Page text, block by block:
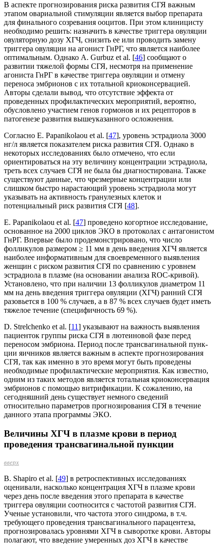
В аспекте прогнозирования риска развития СГЯ важным
этапом овариальной стимуляции является выбор препарата
для финального созревания ооцитов. При этом клиницисту
необходимо решить: назначить в качестве триггера овуляции
овуляторную дозу ХГЧ, снизить ее или про­водить замену
триггера овуляции на агонист ГнРГ, что является наиболее
оптимальным. Однако А. Gurbuz et al. [46] сообщают о
развитии тяжелой формы СГЯ, несмотря на применение
агониста ГнРГ в качестве триггера овуляции и отмену
переноса эмбрионов с их тотальной криоконсервацией.
Авторы сделали вывод, что отсутствие эффекта от
проведенных профилактических мероприятий, вероятно,
обус­ловлено участием генов гормонов и их рецепторов в
патогенезе развития вышеуказанного осложнения.
Согласно E. Papanikolaou et al. [47], уровень эстрадиола 3000
нг/л является показателем риска развития СГЯ. Однако в
некоторых исследованиях было отмечено, что если
ориентироваться на эту величину концентрации эстрадиола,
треть всех случаев СГЯ не была бы диагностирована. Также
существуют данные, что чрезмерные концентрации или
слишком быстро нарастающий уровень эстрадиола могут
указывать на активность гранулезных клеток и
потенциальный риск развития СГЯ [48].
E. Papanikolaou et al. [47] проведено когортное исследование,
основанное на 2000 циклов ЭКО в протоколах с антагонистом
ГнРГ. Впервые было продемонстрировано, что число
фолликулов размером ≥ 11 мм в день введения ХГЧ является
наиболее информативным для своевременного выявления
женщин с риском развития СГЯ по сравнению с уровнем
эстрадиола в плазме (на основании анализа ROC-кривой).
Установлено, что при наличии 13 фолликулов диаметром 11
мм на день введения триггера овуляции (ХГЧ) ранний СГЯ
разовьется в 100 % случаев, а в 87 % всех случаев будет иметь
тяжелое течение (специ­фичность 69 %).
D. Strelchenko et al. [11] указывают на важность выявления
пациенток группы риска СГЯ в лютеиновой фазе перед
переносом эмбриона. Период после трансвагинальной пунк­
ции яичников является важным в аспекте прогно­зирования
СГЯ, так как именно в это время могут быть проведены
необходимые профилактические мероприятия. Как известно,
одним из таких мето­дов является тотальная криоконсервация
эмбри­онов с помощью витрификации. К сожалению, на
сегодняшний день существует немного сведений
относительно параметров прогнозирования СГЯ в течение
данного этапа программы ЭКО.
Величины ХГЧ в плазме крови в период
проведения трансвагинальной пункции
вверх
В. Shapiro et al. [49] в ретроспективных исследованиях
оценивали, насколько концентрация ХГЧ в плазме крови
через день после введения этого препарата в качестве
триггера овуляции соотносится с частотой развития СГЯ.
Ученые установили, что частота этого синдрома, в т.ч.
требующего проведения трансвагинального парацентеза,
прогнозирова­лась уровнями ХГЧ в сыворотке крови. Авторы
полагают, что введение умеренных доз ХГЧ в качестве